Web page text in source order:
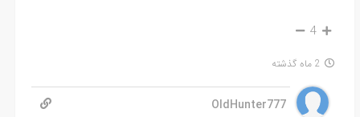
4
2 ماه گذشته
OldHunter777